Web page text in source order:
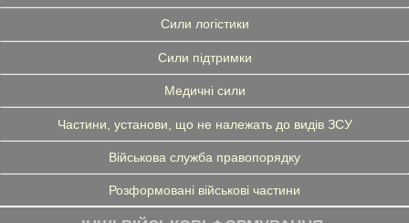
Сили логістики
Сили підтримки
Медичні сили
Частини, установи, що не належать до видів ЗСУ
Військова служба правопорядку
Розформовані військові частини